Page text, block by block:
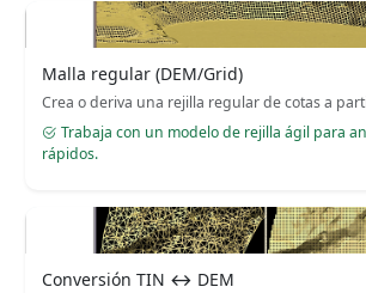
Malla regular (DEM/Grid)
Crea o deriva una rejilla regular de cotas a
Trabaja con un modelo de rejilla ágil para
rápidos.
Conversión TIN ↔ DEM